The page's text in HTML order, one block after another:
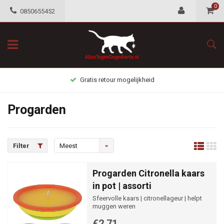
0850655452
0
Gratis retour mogelijkheid
Progarden
Filter
Meest
Progarden Citronella kaars
in pot | assorti
Sfeervolle kaars | citronellageur | helpt
muggen weren